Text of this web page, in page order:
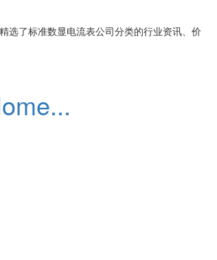
选了标准数显电流表公司分类的行业资讯、价